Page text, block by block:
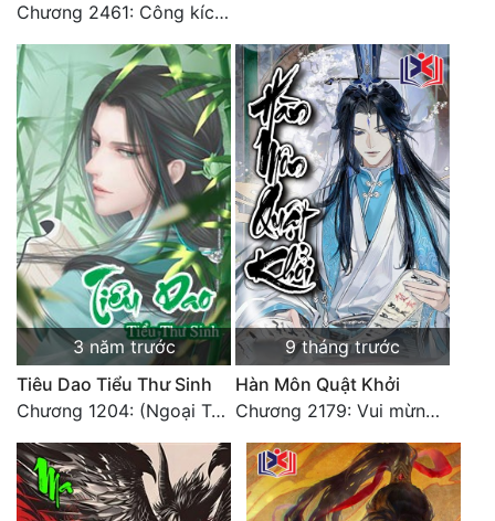
Đồng Nhân
Cẩu Đạo Trường Sinh
Ngự Thú
Truyện Nam
Truyện Nữ
Vô Địch Lưu
Xây Dựng Thế Lực
Đam Mỹ
Đẹp
Đẹp Hiệp
Tính Cách Nhân Vật :
Chương 2461: Công kích đại doanh!
3 năm trước
Tiêu Dao Tiểu Thư Sinh
Chương 1204: (Ngoại Truyện) Triệu Cơ
9 tháng trước
Hàn Môn Quật Khởi
Chương 2179: Vui mừng khôn xiết